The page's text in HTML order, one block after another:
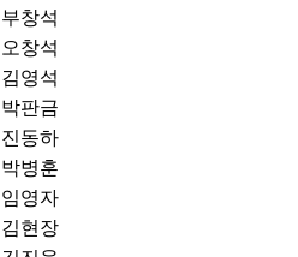
부창석
오창석
김영석
박판금
진동하
박병훈
임영자
김현장